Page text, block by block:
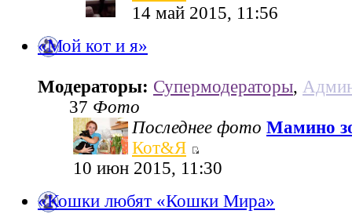
14 май 2015, 11:56
«Мой кот и я»
Модераторы: Супермодераторы,
37 Фото
Последнее фото Мамино
Кот&Я
10 июн 2015, 11:30
«Кошки любят «Кошки Мира»